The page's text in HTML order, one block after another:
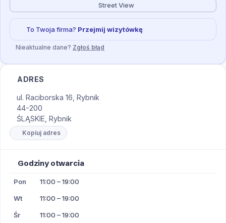
Street View
To Twoja firma? Przejmij wizytówkę
Nieaktualne dane? Zgłoś błąd
ADRES
ul. Raciborska 16, Rybnik
44-200
ŚLĄSKIE, Rybnik
Kopiuj adres
Godziny otwarcia
Pon 11:00 – 19:00
Wt 11:00 – 19:00
Śr 11:00 – 19:00